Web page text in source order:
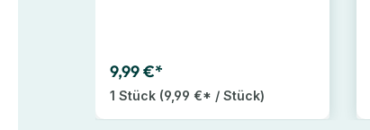
9,99 €*
1 Stück (9,99 €* / Stück)